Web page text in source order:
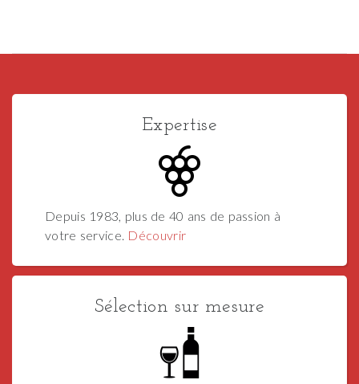
Expertise
Depuis 1983, plus de 40 ans de passion à
votre service. Découvrir
Sélection sur mesure